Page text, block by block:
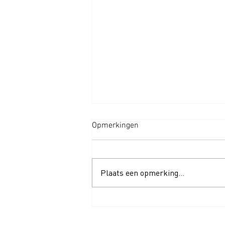
Opmerkingen
Plaats een opmerking...